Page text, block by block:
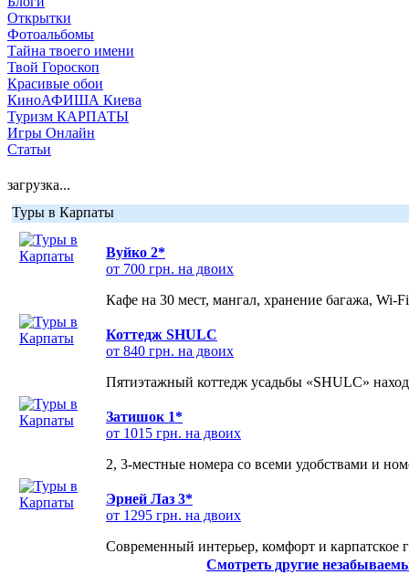
Открытки
Фотоальбомы
Тайна твоего имени
Твой Гороскоп
Красивые обои
КиноАФИША Киева
Туризм КАРПАТЫ
Игры Онлайн
Статьи
загрузка...
Туры в Карпаты
Вуйко 2*
от 700 грн. на двоих
Кафе на 30 мест, мангал, хранение багажа, Wi-
Коттедж SHULC
от 840 грн. на двоих
Пятиэтажный коттедж усадьбы «SHULC»
Затишок 1*
от 1015 грн. на двоих
2, 3-местные номера со всеми удобствами и
Эрней Лаз 3*
от 1295 грн. на двоих
Современный интерьер, комфорт и карпатское
Смотреть другие